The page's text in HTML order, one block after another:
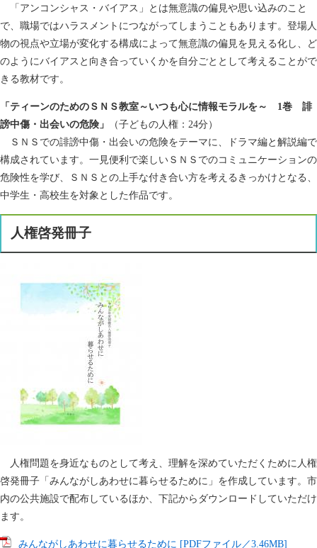
「アンコンシャス・バイアス」とは無意識の偏見や思い込みのこと
で、職場ではハラスメントにつながってしまうこともあります。登場人
物の視点や立場が変化する構成によって無意識の偏見を見える化し、ど
のようにバイアスと向き合っていくかを自分ごととして考えることがで
きる教材です。
「ティーンのためのＳＮＳ教室～いつも心に情報モラルを～ 1巻 誹
謗中傷・出会いの危険」
（子どもの人権：24分）
ＳＮＳでの誹謗中傷・出会いの危険をテーマに、ドラマ編と解説編で
構成されています。一見便利で楽しいＳＮＳでのコミュニケーションの
危険性を学び、ＳＮＳとの上手な付き合い方を考えるきっかけとなる、
中学生・高校生を対象とした作品です。
人権啓発冊子
人権問題を身近なものとして考え、理解を深めていただくために人権
啓発冊子「みんながしあわせに暮らせるために」を作成しています。市
内の公共施設で配布しているほか、下記からダウンロードしていただけ
ます。
みんながしあわせに暮らせるために [PDFファイル／3.46MB]